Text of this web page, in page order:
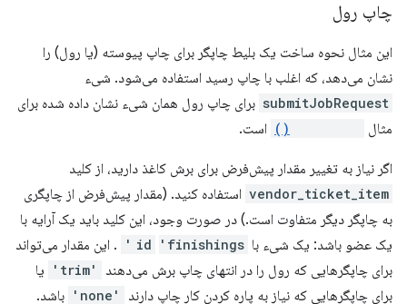
چاپ رول
این مثال نحوه ساخت یک بلیط چاپگر برای چاپ پیوسته (یا رول) را
نشان می‌دهد، که اغلب با چاپ رسید استفاده می‌شود. شیء
submitJobRequest برای چاپ رول همان شیء نشان داده شده برای
مثال
است.
اگر نیاز به تغییر مقدار پیش‌فرض برای برش کاغذ دارید، از کلید
vendor_ticket_item استفاده کنید. (مقدار پیش‌فرض از چاپگری
به چاپگر دیگر متفاوت است.) در صورت وجود، این کلید باید یک آرایه با
یک عضو باشد: یک شیء با
id 'finishings'
. این مقدار می‌تواند
برای چاپگرهایی که رول را در انتهای چاپ برش می‌دهند
'trim'
یا
برای چاپگرهایی که نیاز به پاره کردن کار چاپ دارند
'none' باشد.